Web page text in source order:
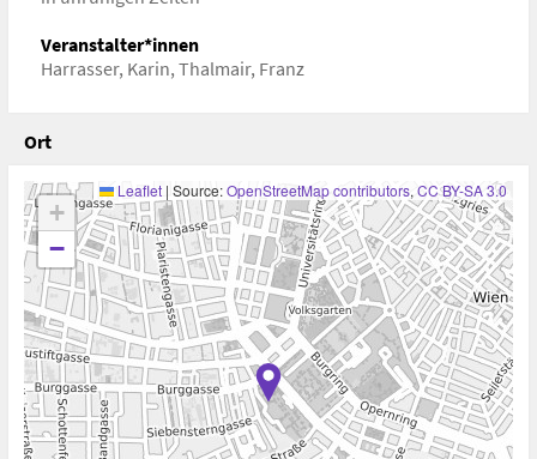
Veranstalter*innen
Harrasser, Karin, Thalmair, Franz
Ort
+
−
Leaflet | Source:OpenStreetMap contributors, CC BY-SA 3.0